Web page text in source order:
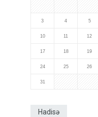
3 4 5
10 11 12
17 18 19
24 25 26
31
Hadisə